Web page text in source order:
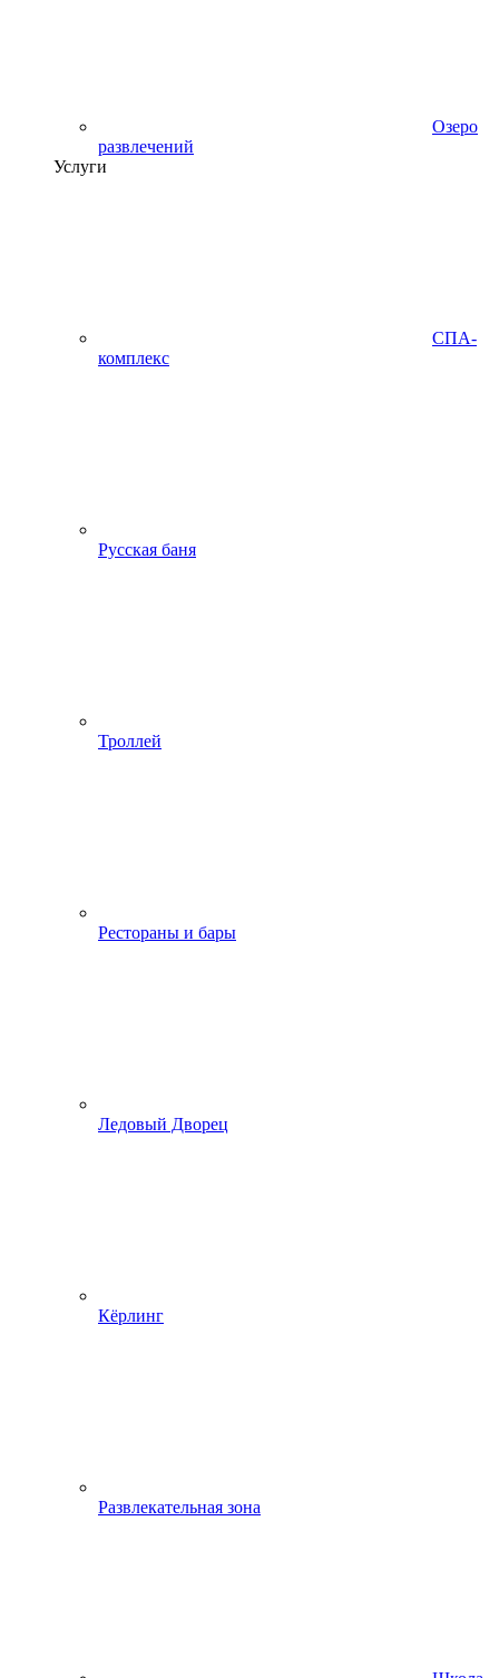
Озеро
развлечений
Услуги
СПА-
комплекс
Русская баня
Троллей
Рестораны и бары
Ледовый Дворец
Кёрлинг
Развлекательная зона